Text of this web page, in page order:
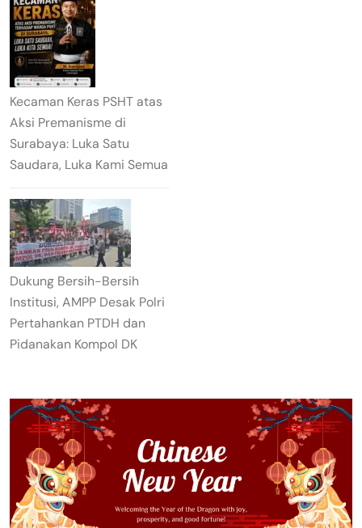
Kecaman Keras PSHT atas
Aksi Premanisme di
Surabaya: Luka Satu
Saudara, Luka Kami Semua
Dukung Bersih-Bersih
Institusi, AMPP Desak Polri
Pertahankan PTDH dan
Pidanakan Kompol DK